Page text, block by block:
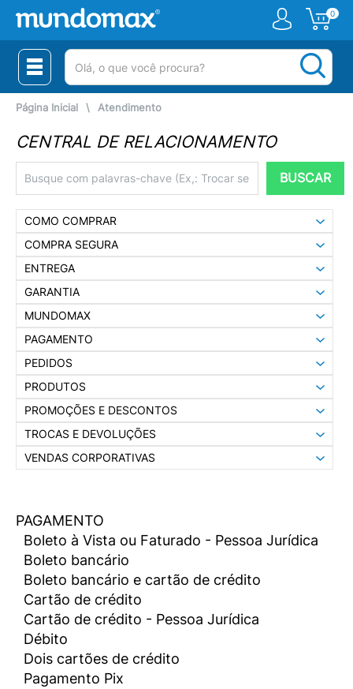
0
(pesquisar)
Página Inicial \ Atendimento
CENTRAL DE RELACIONAMENTO
BUSCAR
COMO COMPRAR
COMPRA SEGURA
ENTREGA
GARANTIA
MUNDOMAX
PAGAMENTO
PEDIDOS
PRODUTOS
PROMOÇÕES E DESCONTOS
TROCAS E DEVOLUÇÕES
VENDAS CORPORATIVAS
PAGAMENTO
Boleto à Vista ou Faturado - Pessoa Jurídica
Boleto bancário
Boleto bancário e cartão de crédito
Cartão de crédito
Cartão de crédito - Pessoa Jurídica
Débito
Dois cartões de crédito
Pagamento Pix